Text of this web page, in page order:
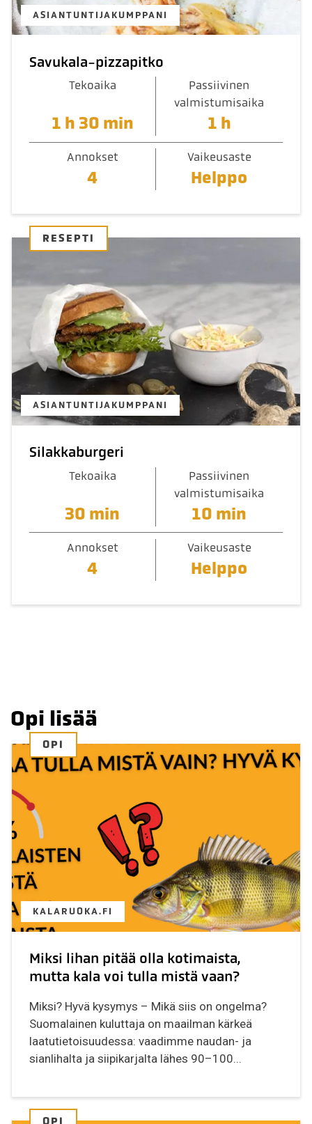
ASIANTUNTIJAKUMPPANI
Savukala-pizzapitko
Tekoaika
1 h 30 min
Passiivinen
valmistumisaika
1 h
Annokset
4
Vaikeusaste
Helppo
RESEPTI
ASIANTUNTIJAKUMPPANI
Silakkaburgeri
Tekoaika
30 min
Passiivinen
valmistumisaika
10 min
Annokset
4
Vaikeusaste
Helppo
Opi lisää
OPI
KALARUOKA.FI
Miksi lihan pitää olla kotimaista,
mutta kala voi tulla mistä vaan?
Miksi? Hyvä kysymys – Mikä siis on ongelma?
Suomalainen kuluttaja on maailman kärkeä
laatutietoisuudessa: vaadimme naudan- ja
sianlihalta ja siipikarjalta lähes 90–100...